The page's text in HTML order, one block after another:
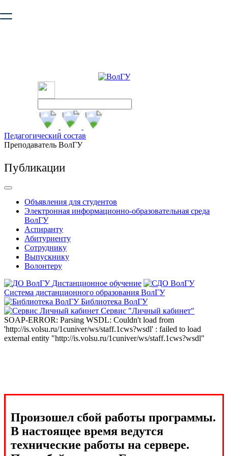
безопасную работу с сайтом. Пожалуйста
Педагогический состав
Преподаватель ВолГУ
Публикации
Объявления для студентов
Электронная информационно-образовательная среда
ВолГУ
Аспиранту
Абитуриенту
Сотруднику
Выпускнику
Волонтеру
Дистанционное обучение
Система дистанционного образования ВолГУ
Библиотека ВолГУ
Сервис "Личный кабинет"
SOAP-ERROR: Parsing WSDL: Couldn't load from
'http://is.volsu.ru/1cuniver/ws/staff.1cws?wsdl' : failed to load
external entity "http://is.volsu.ru/1cuniver/ws/staff.1cws?wsdl"
Произошел сбой работы программы.
В настоящее время ведутся
технические работы на сервере.